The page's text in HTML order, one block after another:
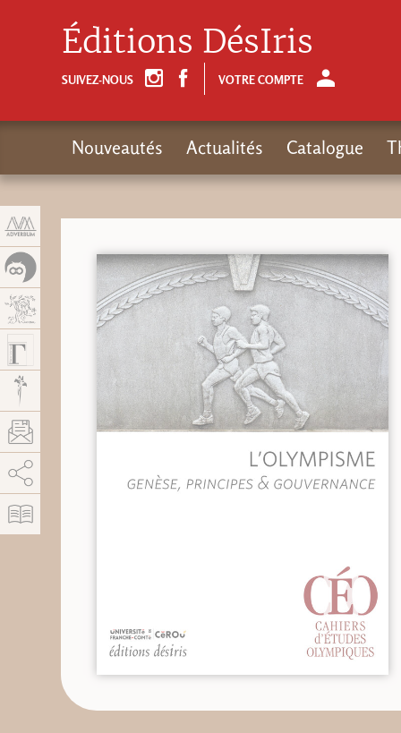
Éditions DésIris
SUIVEZ-NOUS VOTRE COMPTE
Nouveautés Actualités Catalogue